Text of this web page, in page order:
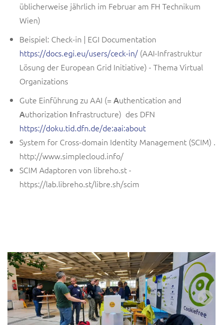
üblicherweise jährlich im Februar am FH Technikum
Wien)
Beispiel: Check-in | EGI Documentation
https://docs.egi.eu/users/ceck-in/ (AAI-Infrastruktur
Lösung der European Grid Initiative) - Thema Virtual
Organizations
Gute Einführung zu AAI (= Authentication and
Authorization Infrastructure) des DFN
https://doku.tid.dfn.de/de:aai:about
System for Cross-domain Identity Management (SCIM) .
http://www.simplecloud.info/
SCIM Adaptoren von libreho.st -
https://lab.libreho.st/libre.sh/scim